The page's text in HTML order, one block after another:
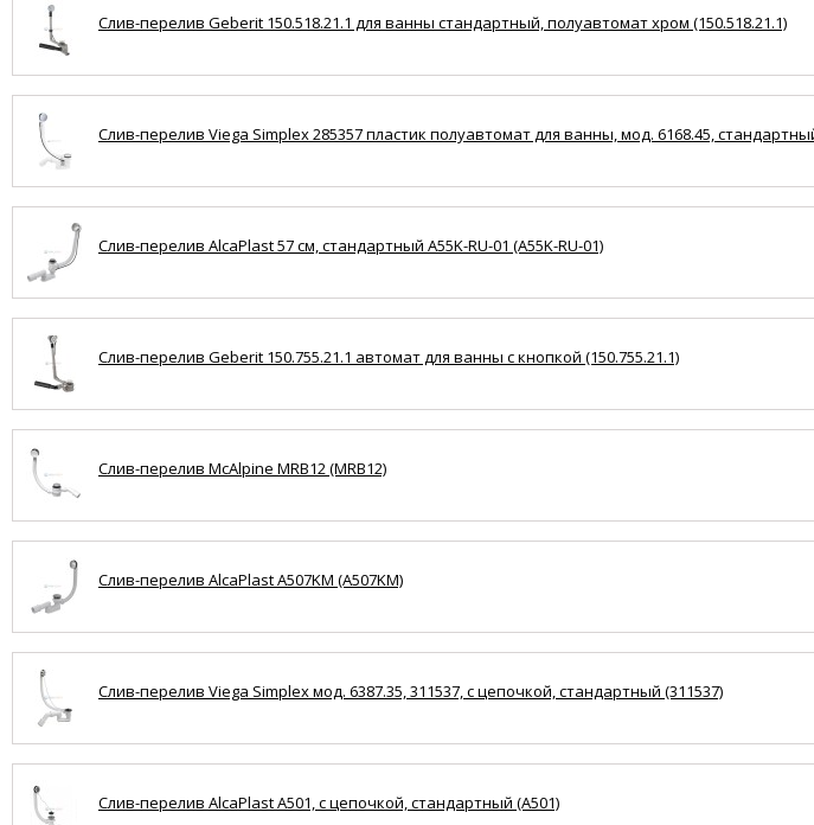
Слив-перелив Geberit 150.518.21.1 для ванны стандартный, полуавтомат хром (150.518.21.1)
Слив-перелив Viega Simplex 285357 пластик полуавтомат для ванны, мод. 6168.45,
Слив-перелив AlcaPlast 57 см, стандартный A55K-RU-01 (A55K-RU-01)
Слив-перелив Geberit 150.755.21.1 автомат для ванны с кнопкой (150.755.21.1)
Слив-перелив McAlpine MRB12 (MRB12)
Слив-перелив AlcaPlast A507KM (A507KM)
Слив-перелив Viega Simplex мод. 6387.35, 311537, с цепочкой, стандартный (311537)
Слив-перелив AlcaPlast A501, с цепочкой, стандартный (A501)